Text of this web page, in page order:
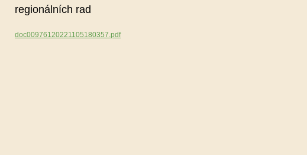
regionálních rad
doc00976120221105180357.pdf